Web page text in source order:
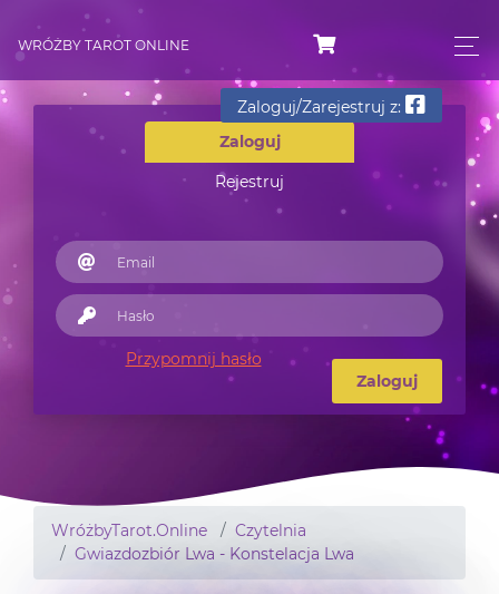
WRÓŻBY TAROT ONLINE
Zaloguj
Rejestruj
Zaloguj/Zarejestruj z:
Przypomnij hasło
Zaloguj
WróżbyTarot.Online
Czytelnia
Gwiazdozbiór Lwa - Konstelacja Lwa